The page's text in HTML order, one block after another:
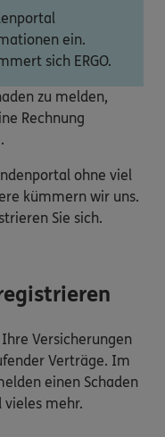
ein.
sich ERGO.
zu melden,
Rechnung
ohne viel
kümmern wir uns.
Sie sich.
Ihre Versicherungen
Verträge. Im
einen Schaden
vieles mehr.